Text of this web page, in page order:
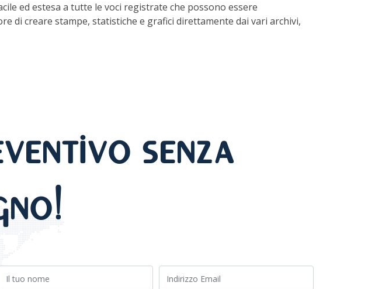
ed estesa a tutte le voci registrate che possono essere
di creare stampe, statistiche e grafici direttamente dai vari archivi,
senza